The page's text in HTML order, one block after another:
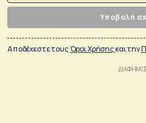
Υποβολή
Αποδέχεστε τουςΌροι Χρήσηςκαι την